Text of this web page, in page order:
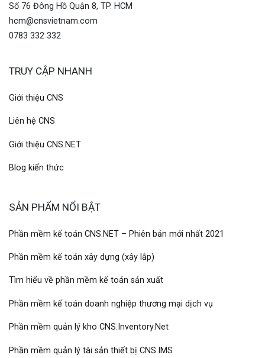
Số 76 Đông Hồ Quận 8, TP. HCM
hcm@cnsvietnam.com
0783 332 332
TRUY CẬP NHANH
Giới thiệu CNS
Liên hệ CNS
Giới thiệu CNS.NET
Blog kiến thức
SẢN PHẨM NỔI BẬT
Phần mềm kế toán CNS.NET – Phiên bản mới nhất 2021
Phần mềm kế toán xây dựng (xây lắp)
Tìm hiểu về phần mềm kế toán sản xuất
Phần mềm kế toán doanh nghiệp thương mại dịch vụ
Phần mềm quản lý kho CNS.Inventory.Net
Phần mềm quản lý tài sản thiết bị CNS.IMS